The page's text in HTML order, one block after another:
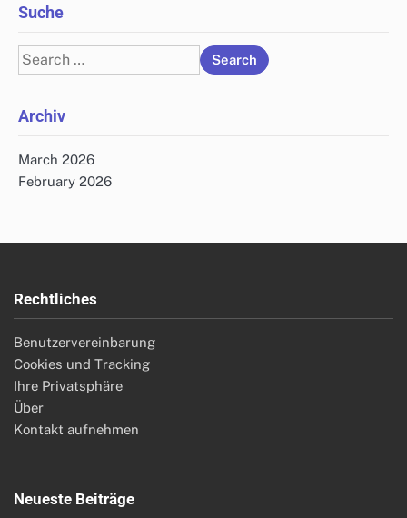
Suche
Search
for:
Archiv
March 2026
February 2026
Rechtliches
Benutzervereinbarung
Cookies und Tracking
Ihre Privatsphäre
Über
Kontakt aufnehmen
Neueste Beiträge